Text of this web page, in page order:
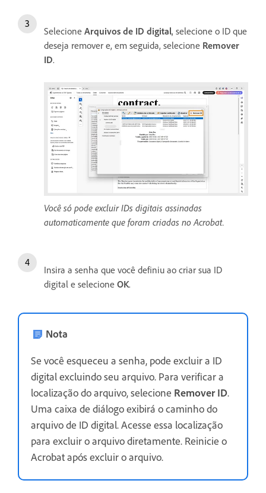
Selecione Arquivos de ID digital, selecione o ID que
deseja remover e, em seguida, selecione Remover
ID.
Você só pode excluir IDs digitais assinadas
automaticamente que foram criadas no Acrobat.
Insira a senha que você definiu ao criar sua ID
digital e selecione OK.
Nota
Se você esqueceu a senha, pode excluir a ID
digital excluindo seu arquivo. Para verificar a
localização do arquivo, selecione Remover ID.
Uma caixa de diálogo exibirá o caminho do
arquivo de ID digital. Acesse essa localização
para excluir o arquivo diretamente. Reinicie o
Acrobat após excluir o arquivo.